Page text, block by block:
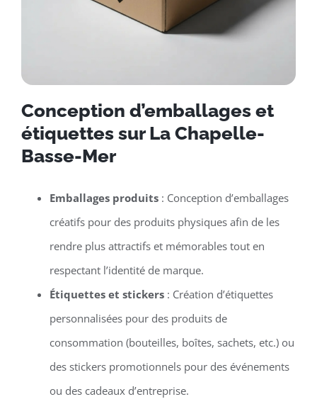
Conception d’emballages et
étiquettes sur La Chapelle-
Basse-Mer
Emballages produits: Conception d’emballages
créatifs pour des produits physiques afin de les
rendre plus attractifs et mémorables tout en
respectant l’identité de marque.
Étiquettes et stickers: Création d’étiquettes
personnalisées pour des produits de
consommation (bouteilles, boîtes, sachets, etc.) ou
des stickers promotionnels pour des événements
ou des cadeaux d’entreprise.